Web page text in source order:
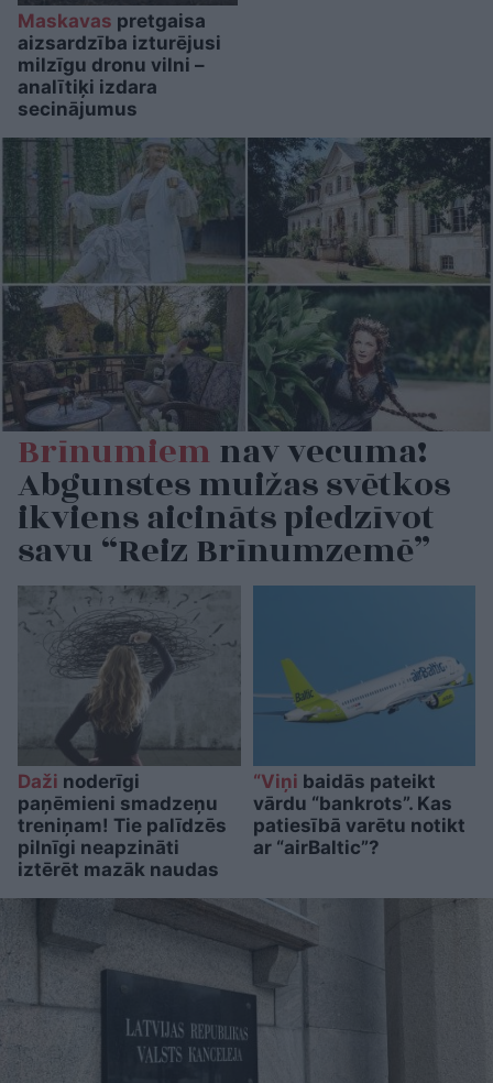
Maskavas pretgaisa
aizsardzība izturējusi
milzīgu dronu vilni –
analītiķi izdara
secinājumus
Brīnumiemnav vecuma!
Abgunstes muižas svētkos
ikviens aicināts piedzīvot
savu “Reiz Brīnumzemē”
Daži noderīgi
paņēmieni smadzeņu
treniņam! Tie palīdzēs
pilnīgi neapzināti
iztērēt mazāk naudas
“Viņi baidās pateikt
vārdu “bankrots”. Kas
patiesībā varētu notikt
ar “airBaltic”?